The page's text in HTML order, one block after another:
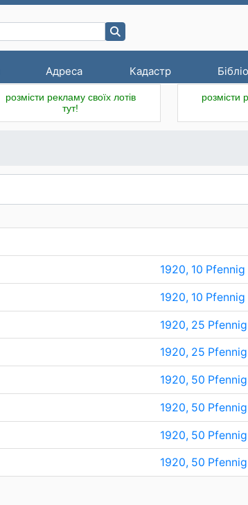
Адреса Кадастр
розмісти рекламу своїх лотів
тут!
розмісти
1920, 10 Pfennig
1920, 10 Pfennig
1920, 25 Pfennig
1920, 25 Pfennig
1920, 50 Pfennig
1920, 50 Pfennig
1920, 50 Pfennig
1920, 50 Pfennig